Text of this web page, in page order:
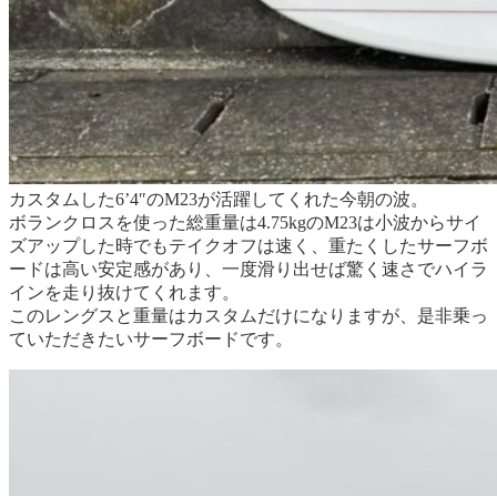
カスタムした6’4″のM23が活躍してくれた今朝の波。
ボランクロスを使った総重量は4.75kgのM23は小波からサイ
ズアップした時でもテイクオフは速く、重たくしたサーフボ
ードは高い安定感があり、一度滑り出せば驚く速さでハイラ
インを走り抜けてくれます。
このレングスと重量はカスタムだけになりますが、是非乗っ
ていただきたいサーフボードです。